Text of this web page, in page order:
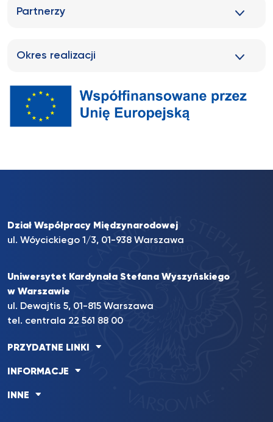
Partnerzy
Okres realizacji
Dział Współpracy Międzynarodowej
ul. Wóycickiego 1/3, 01-938 Warszawa
Uniwersytet Kardynała Stefana Wyszyńskiego
w Warszawie
ul. Dewajtis 5, 01-815 Warszawa
tel. centrala 22 561 88 00
PRZYDATNE LINKI
INFORMACJE
INNE